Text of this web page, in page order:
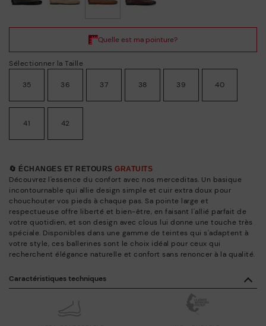
Sélectionner la Taille
35 36 37 38 39 40
41 42
🔄 ÉCHANGES ET RETOURS GRATUITS
Découvrez l'essence du confort avec nos merceditas. Un basique
incontournable qui allie design simple et cuir extra doux pour
chouchouter vos pieds à chaque pas. Sa pointe large et
respectueuse offre liberté et bien-être, en faisant l'allié parfait de
votre quotidien, et son design avec clous lui donne une touche très
spéciale. Disponibles dans une gamme de teintes qui s'adaptent à
votre style, ces ballerines sont le choix idéal pour ceux qui
recherchent élégance naturelle et confort sans renoncer à la qualité.
Caractéristiques techniques